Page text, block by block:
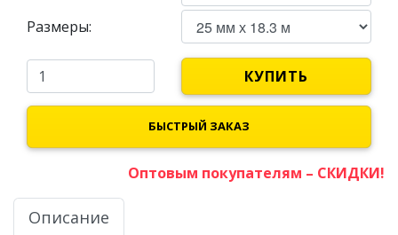
Размеры:
КУПИТЬ
БЫСТРЫЙ ЗАКАЗ
Оптовым покупателям – СКИДКИ!
Описание